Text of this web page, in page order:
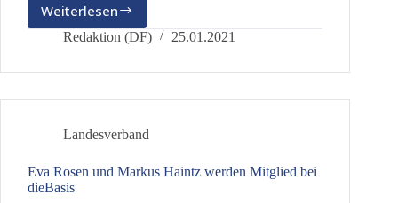
WeiterlesenWahlwerbung
und
Redaktion (DF) 25.01.2021
Landesverband
Eva Rosen und Markus Haintz werden Mitglied bei
dieBasis